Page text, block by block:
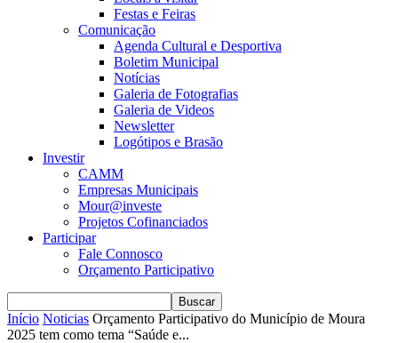
Festas e Feiras
Comunicação
Agenda Cultural e Desportiva
Boletim Municipal
Notícias
Galeria de Fotografias
Galeria de Videos
Newsletter
Logótipos e Brasão
Investir
CAMM
Empresas Municipais
Mour@investe
Projetos Cofinanciados
Participar
Fale Connosco
Orçamento Participativo
Início Noticias Orçamento Participativo do Município de Moura
2025 tem como tema “Saúde e...